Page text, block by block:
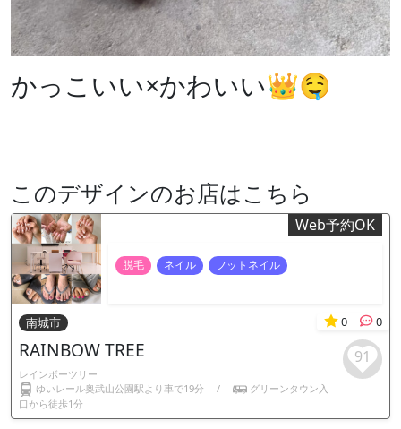
かっこいい×かわいい👑🤤
このデザインのお店はこちら
Web予約OK
脱毛 ネイル フットネイル
南城市 0 0
RAINBOW TREE
レインボーツリー
ゆいレール奥武山公園駅より車で19分
/
グリーンタウン入
口から徒歩1分
91